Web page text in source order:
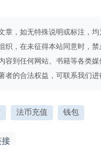
章，如无特殊说明或标注，
织，在未征得本站同意时，禁
容到任何网站、书籍等各类
者的合法权益，可联系我们进
法币充值 钱包
接